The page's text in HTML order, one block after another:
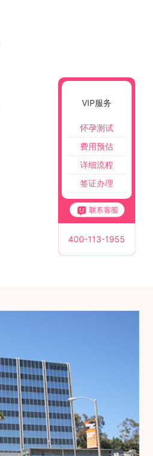
VIP服务
怀孕测试
费用预估
详细流程
签证办理
400-113-1955